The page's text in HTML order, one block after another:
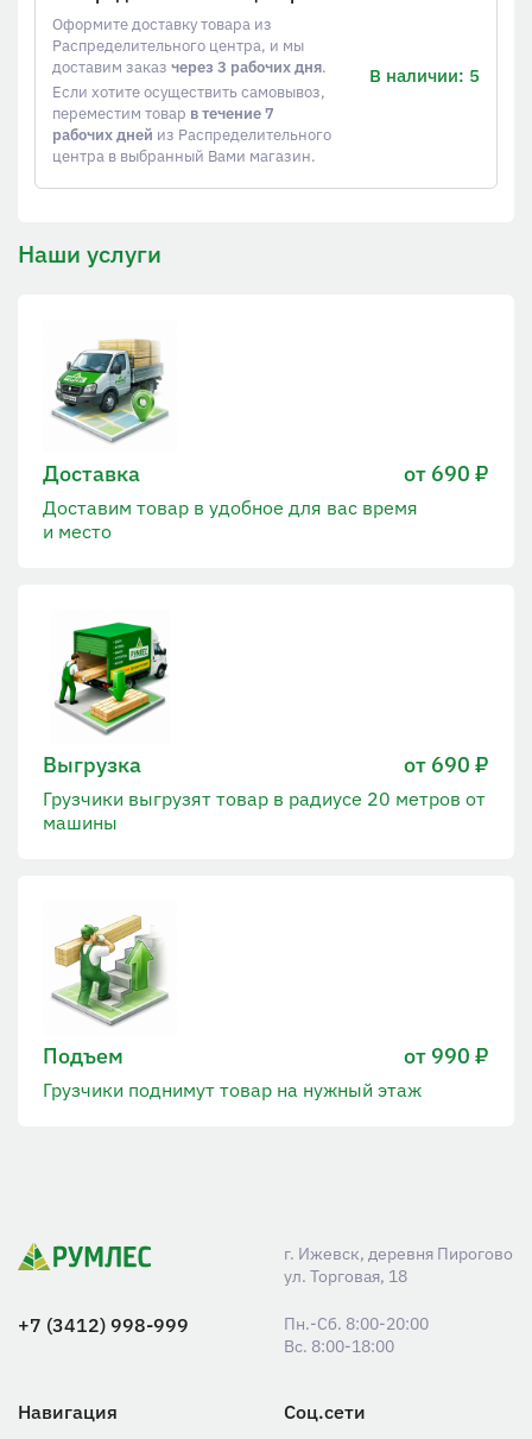
Оформите доставку товара из
Распределительного центра, и мы
доставим заказ через 3 рабочих дня.
Если хотите осуществить самовывоз,
переместим товар в течение 7
рабочих дней из Распределительного
центра в выбранный Вами магазин.
В наличии: 5
Наши услуги
Доставка от 690 ₽
Доставим товар в удобное для вас время
и место
Выгрузка от 690 ₽
Грузчики выгрузят товар в радиусе 20 метров от
машины
Подъем от 990 ₽
Грузчики поднимут товар на нужный этаж
г. Ижевск, деревня Пирогово
ул. Торговая, 18
+7 (3412) 998-999
Пн.-Сб. 8:00-20:00
Вс. 8:00-18:00
Навигация Соц.сети